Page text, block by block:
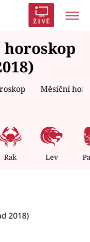
ŽIVĚ
AYTO?
horoskop
Měsíční
Rak Lev
2018)